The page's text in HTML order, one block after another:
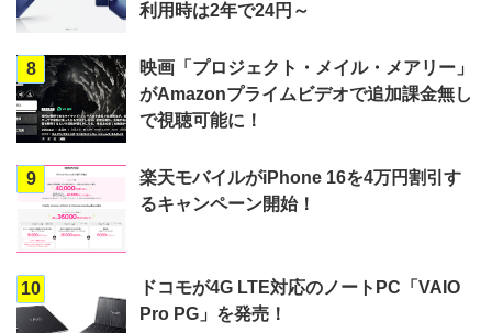
利用時は2年で24円～
8
映画「プロジェクト・メイル・メアリー」
がAmazonプライムビデオで追加課金無し
で視聴可能に！
9
楽天モバイルがiPhone 16を4万円割引す
るキャンペーン開始！
10
ドコモが4G LTE対応のノートPC「VAIO
Pro PG」を発売！